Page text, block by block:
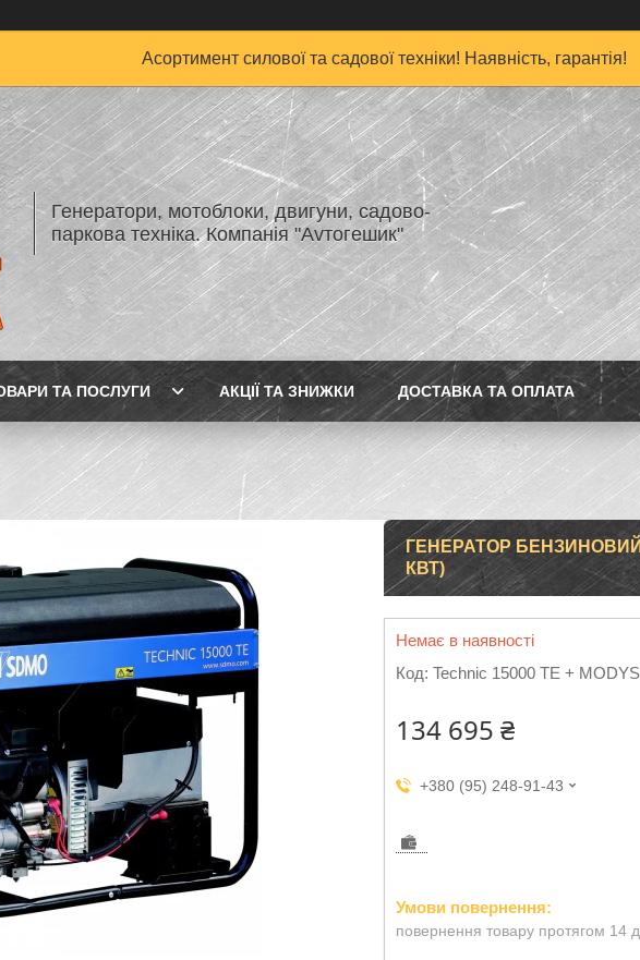
Асортимент силової та садової техніки! Наявність, гарантія!
Генератори, мотоблоки, двигуни, садово-
паркова техніка. Компанія "Аvтогешик"
ТА ПОСЛУГИ АКЦІЇ ТА ЗНИЖКИ ДОСТАВКА ТА ОПЛАТА
ГЕНЕРАТОР БЕНЗИНОВИЙ
КВТ)
Немає в наявності
Код: Technic 15000 TE + MODYS
134 695 ₴
+380 (95) 248-91-43
повернення товару протягом 14